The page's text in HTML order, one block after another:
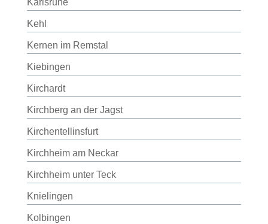
Karlsruhe
Kehl
Kernen im Remstal
Kiebingen
Kirchardt
Kirchberg an der Jagst
Kirchentellinsfurt
Kirchheim am Neckar
Kirchheim unter Teck
Knielingen
Kolbingen